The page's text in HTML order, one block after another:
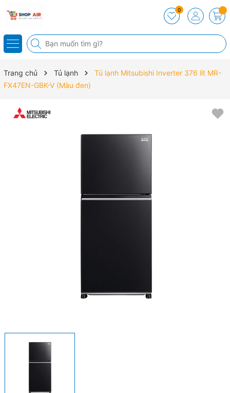
0
Trang chủ Tủ lạnh
Tủ lạnh Mitsubishi Inverter 376 lít MR-
FX47EN-GBK-V (Màu đen)